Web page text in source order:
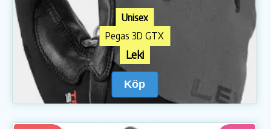
Unisex
Pegas 3D GTX
Leki
Köp